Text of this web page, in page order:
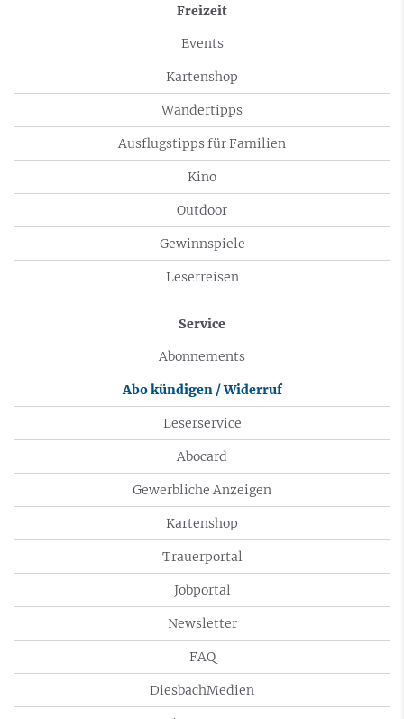
Freizeit
Events
Kartenshop
Wandertipps
Ausflugstipps für Familien
Kino
Outdoor
Gewinnspiele
Leserreisen
Service
Abonnements
Abo kündigen / Widerruf
Leserservice
Abocard
Gewerbliche Anzeigen
Kartenshop
Trauerportal
Jobportal
Newsletter
FAQ
DiesbachMedien